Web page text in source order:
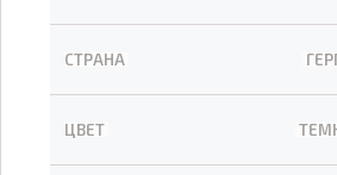
СТРАНА
ЦВЕТ